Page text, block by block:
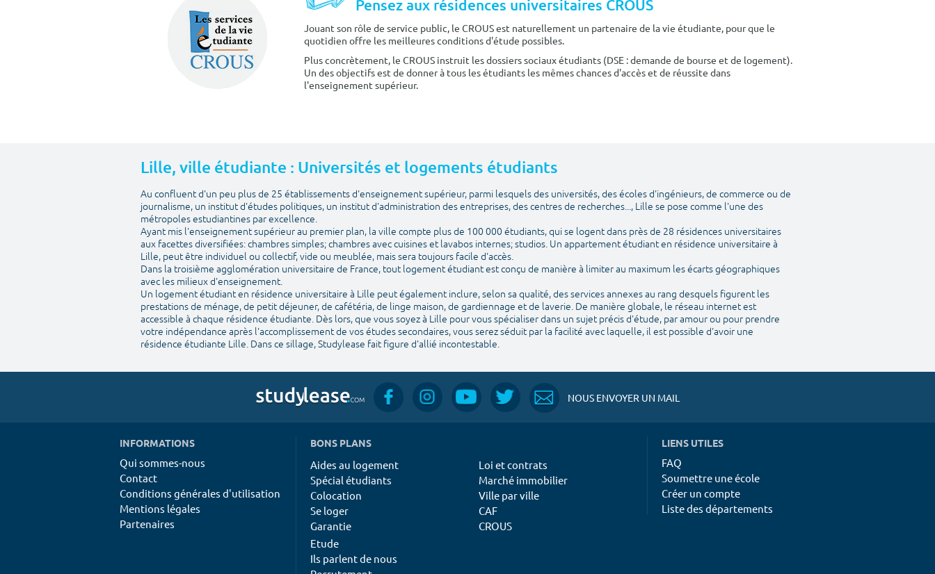
Pensez aux résidences universitaires CROUS
Jouant son rôle de service public, le CROUS est naturellement un partenaire de la vie étudiante, pour que le
quotidien offre les meilleures conditions d'étude possibles.
Plus concrètement, le CROUS instruit les dossiers sociaux étudiants (DSE : demande de bourse et de logement).
Un des objectifs est de donner à tous les étudiants les mêmes chances d'accès et de réussite dans
l'enseignement supérieur.
Lille, ville étudiante : Universités et logements étudiants
Au confluent d'un peu plus de 25 établissements d'enseignement supérieur, parmi lesquels des universités, des écoles d'ingénieurs, de commerce ou de
journalisme, un institut d'études politiques, un institut d'administration des entreprises, des centres de recherches..., Lille se pose comme l'une des
métropoles estudiantines par excellence.
Ayant mis l'enseignement supérieur au premier plan, la ville compte plus de 100 000 étudiants, qui se logent dans près de 28 résidences universitaires
aux facettes diversifiées: chambres simples; chambres avec cuisines et lavabos internes; studios. Un appartement étudiant en résidence universitaire à
Lille, peut être individuel ou collectif, vide ou meublée, mais sera toujours facile d'accès.
Dans la troisième agglomération universitaire de France, tout logement étudiant est conçu de manière à limiter au maximum les écarts géographiques
avec les milieux d'enseignement.
Un logement étudiant en résidence universitaire à Lille peut également inclure, selon sa qualité, des services annexes au rang desquels figurent les
prestations de ménage, de petit déjeuner, de cafétéria, de linge maison, de gardiennage et de laverie. De manière globale, le réseau internet est
accessible à chaque résidence étudiante. Dès lors, que vous soyez à Lille pour vous spécialiser dans un sujet précis d'étude, par amour ou pour prendre
votre indépendance après l'accomplissement de vos études secondaires, vous serez séduit par la facilité avec laquelle, il est possible d'avoir une
résidence étudiante Lille. Dans ce sillage, Studylease fait figure d'allié incontestable.
NOUS ENVOYER UN MAIL
INFORMATIONS
Qui sommes-nous
Contact
Conditions générales d'utilisation
Mentions légales
Partenaires
BONS PLANS
Aides au logement
Spécial étudiants
Colocation
Se loger
Garantie
Loi et contrats
Marché immobilier
Ville par ville
CAF
CROUS
Etude
Ils parlent de nous
LIENS UTILES
FAQ
Soumettre une école
Créer un compte
Liste des départements